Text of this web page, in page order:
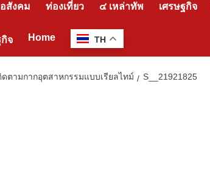
สังคม ท่องเที่ยว ๔ เหล่าทัพ เศรษฐกิจ
กิจ Home TH
ามกากอุตสาหกรรมแบบเรียลไทม์ S__21921825